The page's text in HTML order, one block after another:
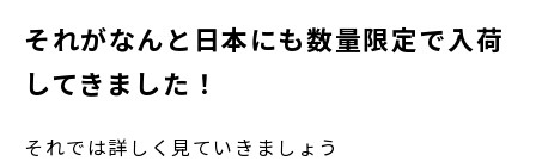
それがなんと日本にも数量限定で入荷
してきました！
それでは詳しく見ていきましょう